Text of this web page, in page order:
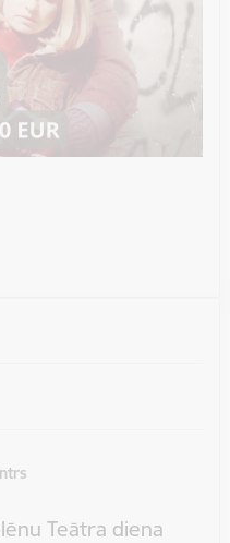
Teātra diena